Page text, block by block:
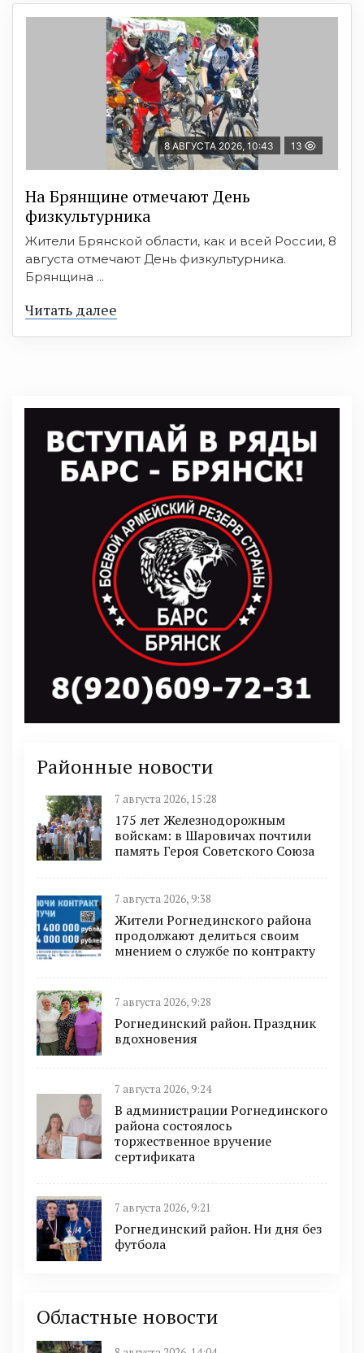
8 АВГУСТА 2026, 10:43 13
На Брянщине отмечают День
физкультурника
Жители Брянской области, как и всей России, 8
августа отмечают День физкультурника.
Брянщина ...
Читать далее
Районные новости
7 августа 2026, 15:28
175 лет Железнодорожным
войскам: в Шаровичах почтили
память Героя Советского Союза
7 августа 2026, 9:38
Жители Рогнединского района
продолжают делиться своим
мнением о службе по контракту
7 августа 2026, 9:28
Рогнединский район. Праздник
вдохновения
7 августа 2026, 9:24
В администрации Рогнединского
района состоялось
торжественное вручение
сертификата
7 августа 2026, 9:21
Рогнединский район. Ни дня без
футбола
Областные новости